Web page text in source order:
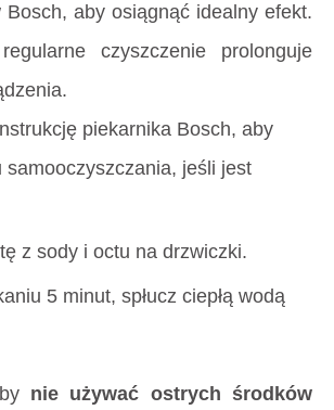
Bosch, aby osiągnąć idealny efekt.
czyszczenie prolonguje
piekarnika Bosch, aby
samooczyszczania, jeśli jest
z sody i octu na drzwiczki.
5 minut, spłucz ciepłą wodą
nie używać ostrych środków